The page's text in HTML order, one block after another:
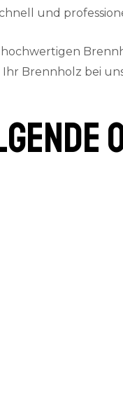
und
Brennholz bei